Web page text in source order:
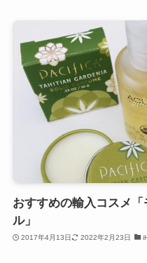
おすすめの輸入コスメ
ル」
2017年4月13日 2022年2月23日